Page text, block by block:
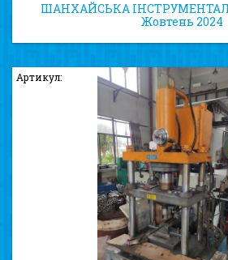
ШАНХАЙСЬКА
Жовтень 2024
Артикул: